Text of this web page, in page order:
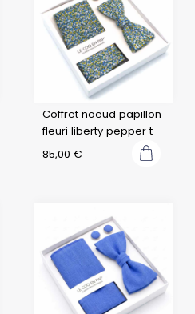
Coffret noeud papillon
fleuri liberty pepper t
85,00 €